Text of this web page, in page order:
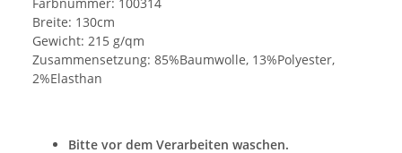
Breite: 130cm
Gewicht: 215 g/qm
Zusammensetzung: 85%Baumwolle, 13%Polyester,
2%Elasthan
Bitte vor dem Verarbeiten waschen.